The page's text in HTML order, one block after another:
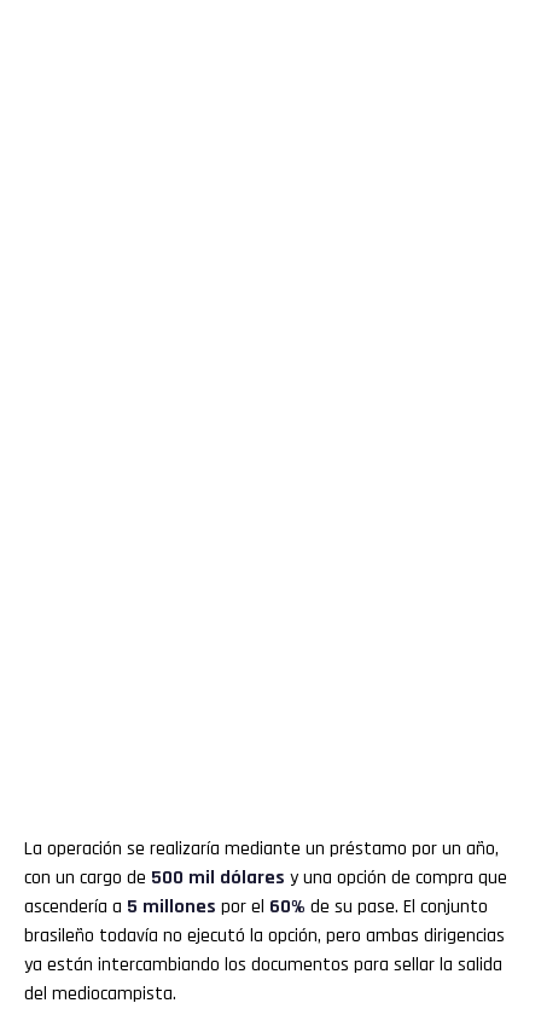
La operación se realizaría mediante un préstamo por un año,
con un cargo de 500 mil dólares y una opción de compra que
ascendería a 5 millones por el 60% de su pase. El conjunto
brasileño todavía no ejecutó la opción, pero ambas dirigencias
ya están intercambiando los documentos para sellar la salida
del mediocampista.